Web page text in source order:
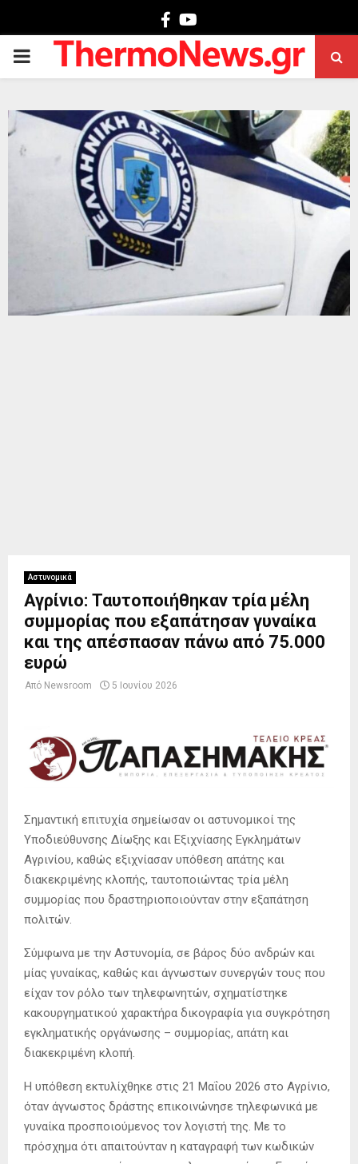
Facebook
PRIMARY
Αστυνομικά
Αγρίνιο: Ταυτοποιήθηκαν τρία μέλη
συμμορίας που εξαπάτησαν γυναίκα
και της απέσπασαν πάνω από 75.000
ευρώ
Από Newsroom 5 Ιουνίου 2026
Σημαντική επιτυχία σημείωσαν οι αστυνομικοί της
Υποδιεύθυνσης Δίωξης και Εξιχνίασης Εγκλημάτων
Αγρινίου, καθώς εξιχνίασαν υπόθεση απάτης και
διακεκριμένης κλοπής, ταυτοποιώντας τρία μέλη
συμμορίας που δραστηριοποιούνταν στην εξαπάτηση
πολιτών.
Σύμφωνα με την Αστυνομία, σε βάρος δύο ανδρών και
μίας γυναίκας, καθώς και άγνωστων συνεργών τους που
είχαν τον ρόλο των τηλεφωνητών, σχηματίστηκε
κακουργηματικού χαρακτήρα δικογραφία για συγκρότηση
εγκληματικής οργάνωσης – συμμορίας, απάτη και
διακεκριμένη κλοπή.
Η υπόθεση εκτυλίχθηκε στις 21 Μαΐου 2026 στο Αγρίνιο,
όταν άγνωστος δράστης επικοινώνησε τηλεφωνικά με
γυναίκα προσποιούμενος τον λογιστή της. Με το
πρόσχημα ότι απαιτούνταν η καταγραφή των κωδικών